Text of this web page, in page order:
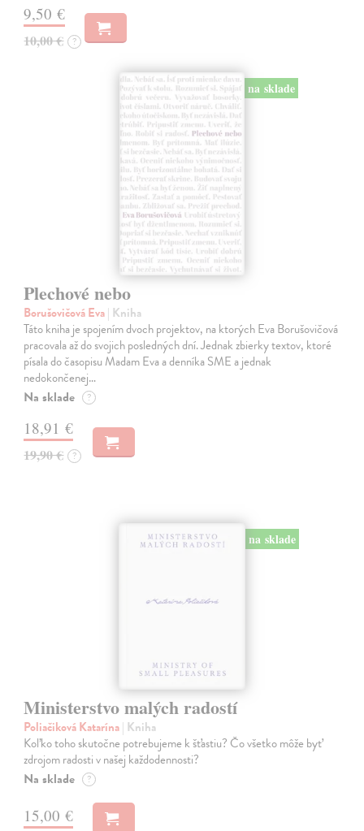
9,50 €
10,00 € ?
na sklade
Plechové nebo
Borušovičová Eva| Kniha
Táto kniha je spojením dvoch projektov, na ktorých Eva Borušovičová
pracovala až do svojich posledných dní. Jednak zbierky textov, ktoré
písala do časopisu Madam Eva a denníka SME a jednak
nedokončenej…
Na sklade ?
18,91 €
19,90 € ?
na sklade
Ministerstvo malých radostí
Poliačiková Katarína| Kniha
Koľko toho skutočne potrebujeme k šťastiu? Čo všetko môže byť
zdrojom radosti v našej každodennosti?
Na sklade ?
15,00 €